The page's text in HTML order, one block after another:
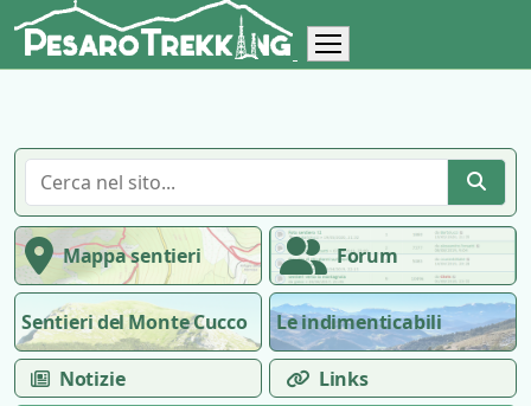
Mappa sentieri Forum
Sentieri del Monte Cucco Le indimenticabili
Notizie Links